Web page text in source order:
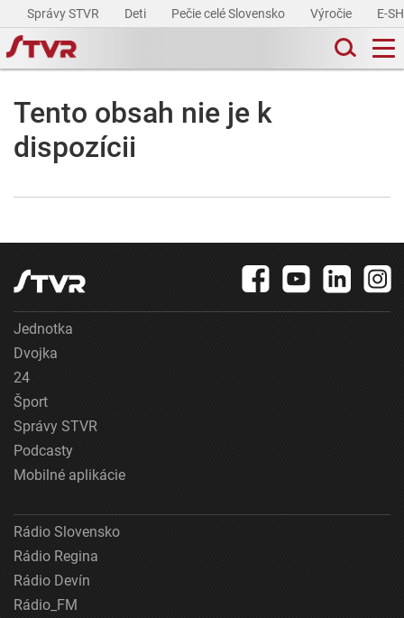
Správy STVR Deti Pečie celé Slovensko Výročie E-
Tento obsah nie je k
dispozícii
Jednotka
Dvojka
24
Šport
Správy STVR
Podcasty
Mobilné aplikácie
Rádio Slovensko
Rádio Regina
Rádio Devín
Rádio_FM